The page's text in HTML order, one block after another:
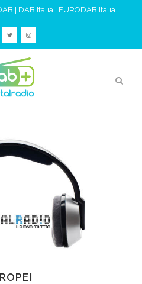
DAB Italia EURODAB Italia